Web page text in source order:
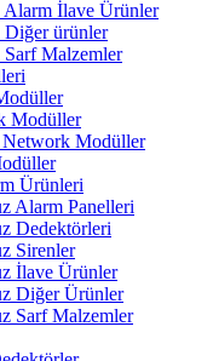
İlave Ürünler
ürünler
Malzemler
Modüller
Network Modüller
Ürünleri
Alarm Panelleri
Dedektörleri
Sirenler
İlave Ürünler
Diğer Ürünler
Sarf Malzemler